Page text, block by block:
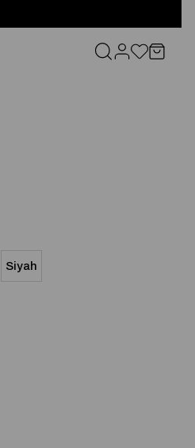
Siyah